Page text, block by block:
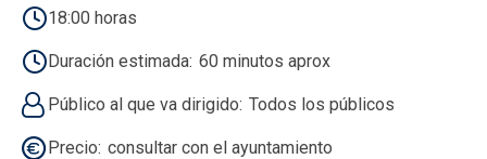
18:00 horas
Duración estimada 60 minutos aprox
Público al que va dirigido Todos los públicos
Precio consultar con el ayuntamiento